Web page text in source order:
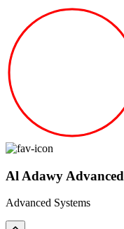
Al Adawy Advanced
Advanced Systems